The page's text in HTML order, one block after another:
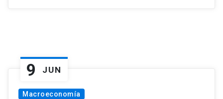
9 JUN
Macroeconomía